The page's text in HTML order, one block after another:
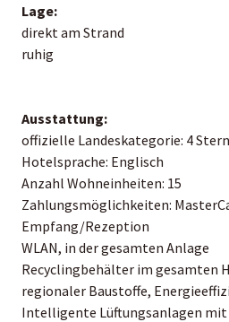
Lage:
direkt am Strand
ruhig
Ausstattung:
offizielle Landeskategorie: 4
Hotelsprache: Englisch
Anzahl Wohneinheiten: 15
Zahlungsmöglichkeiten:
Empfang/Rezeption
WLAN, in der gesamten Anlage
Recyclingbehälter im gesamten
regionaler Baustoffe,
Intelligente Lüftungsanlagen mit